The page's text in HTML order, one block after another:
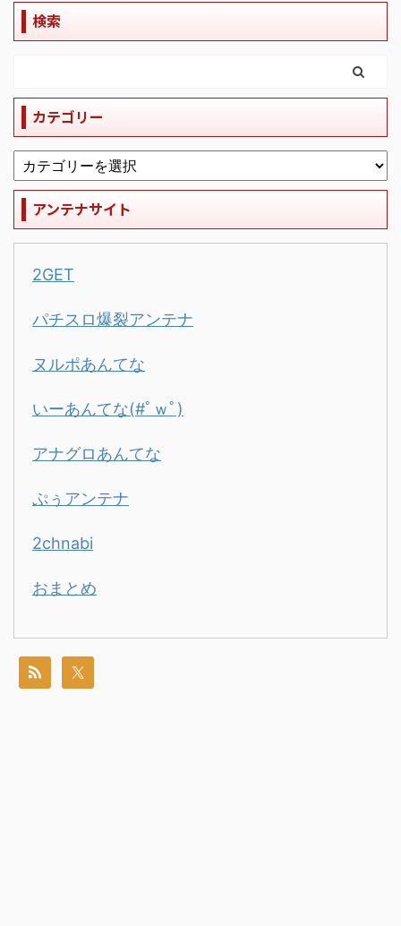
検索
カテゴリー
アンテナサイト
2GET
パチスロ爆裂アンテナ
ヌルポあんてな
いーあんてな(#ﾟｗﾟ)
アナグロあんてな
ぷぅアンテナ
2chnabi
おまとめ